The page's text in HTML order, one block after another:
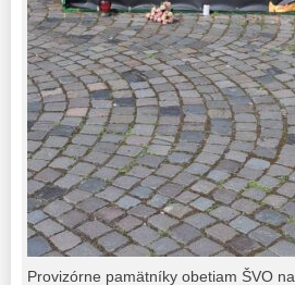
Provizórne pamätníky obetiam ŠVO na